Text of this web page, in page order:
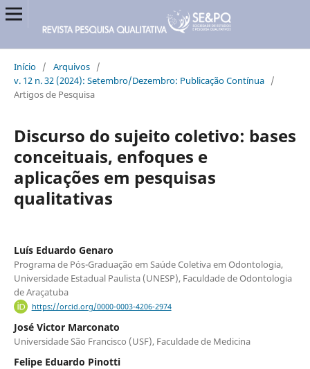
Início / Arquivos /
v. 12 n. 32 (2024): Setembro/Dezembro: Publicação Contínua /
Artigos de Pesquisa
Discurso do sujeito coletivo: bases
conceituais, enfoques e
aplicações em pesquisas
qualitativas
Luís Eduardo Genaro
Programa de Pós-Graduação em Saúde Coletiva em Odontologia,
Universidade Estadual Paulista (UNESP), Faculdade de Odontologia
de Araçatuba
https://orcid.org/0000-0003-4206-2974
José Victor Marconato
Universidade São Francisco (USF), Faculdade de Medicina
Felipe Eduardo Pinotti